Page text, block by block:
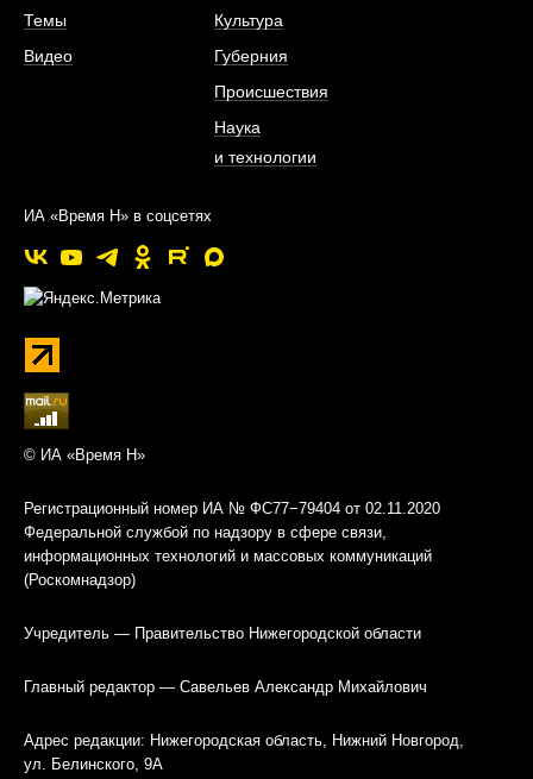
Темы
Видео
Культура
Губерния
Происшествия
Наука
и технологии
ИА «Время Н» в соцсетях
© ИА «Время Н»
Регистрационный номер ИА № ФС77−79404 от 02.11.2020
Федеральной службой по надзору в сфере связи,
информационных технологий и массовых коммуникаций
(Роскомнадзор)
Учредитель — Правительство Нижегородской области
Главный редактор — Савельев Александр Михайлович
Адрес редакции: Нижегородская область, Нижний Новгород,
ул. Белинского, 9А